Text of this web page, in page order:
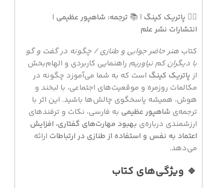
✍🏻 پاتریک کینگ | 📚 ترجمه: شاهپور عظیمی |
انتشارات نشر علم
کتاب هنر حاضر جوابی و طنازی / چگونه در گفت و گو
با دیگران کم نیاوریم راهنمایی کاربردی و الهام‌بخش
از پاتریک کینگ است که به شما می‌آموزد چگونه در
مکالمات روزمره و موقعیت‌های اجتماعی، با لبخند و
هوش، همیشه پاسخگوی چالش‌ها باشید. این اثر با
ترجمه‌ی شاهپور عظیمی به فارسی، نکات و ترفندهای
ارزشمندی درباره‌ی بهبود مهارت‌های گفتاری، افزایش
اعتماد به نفس و استفاده از طنازی در ارتباطات ارائه
می‌دهد.
🔹 ویژگی‌های کتاب